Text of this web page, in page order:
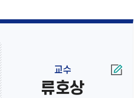
교수
류호상